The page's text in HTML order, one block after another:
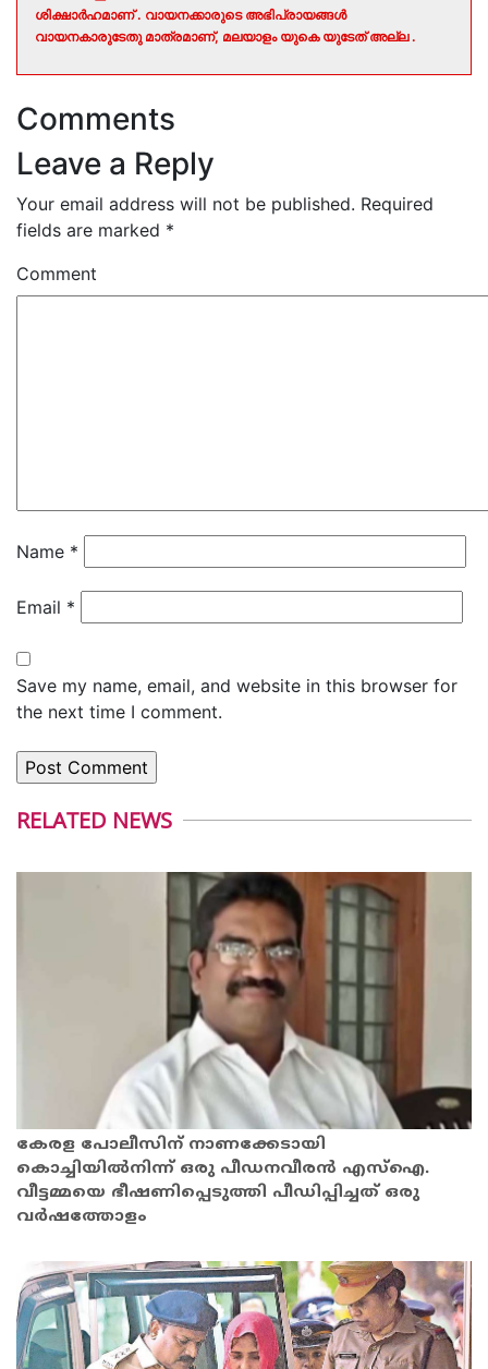
ശിക്ഷാർഹമാണ് . വായനക്കാരുടെ അഭിപ്രായങ്ങൾ
വായനകാരുടേതു മാത്രമാണ്, മലയാളം യുകെ യുടേത് അല്ല .
Comments
Leave a Reply
Your email address will not be published. Required
fields are marked *
Comment
Name *
Email *
Save my name, email, and website in this browser for
the next time I comment.
RELATED NEWS
കേരള പോലീസിന് നാണക്കേടായി
കൊച്ചിയിൽനിന്ന് ഒരു പീഡനവീരൻ എസ്ഐ.
വീട്ടമ്മയെ ഭീഷണിപ്പെടുത്തി പീഡിപ്പിച്ചത് ഒരു
വർഷത്തോളം